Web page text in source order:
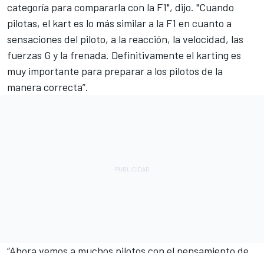
categoría para compararla con la F1", dijo. "Cuando
pilotas, el kart es lo más similar a la F1 en cuanto a
sensaciones del piloto, a la reacción, la velocidad, las
fuerzas G y la frenada. Definitivamente el karting es
muy importante para preparar a los pilotos de la
manera correcta”.